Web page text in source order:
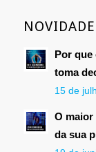
Por que
toma
15 de
O maior
da sua